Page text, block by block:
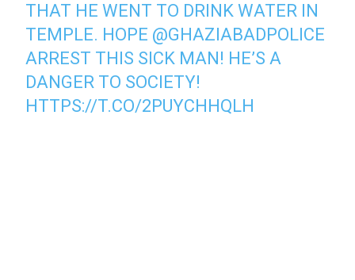
THAT HE WENT TO DRINK WATER IN
TEMPLE. HOPE @GHAZIABADPOLICE
ARREST THIS SICK MAN! HE’S A
DANGER TO SOCIETY!
HTTPS://T.CO/2PUYCHHQLH